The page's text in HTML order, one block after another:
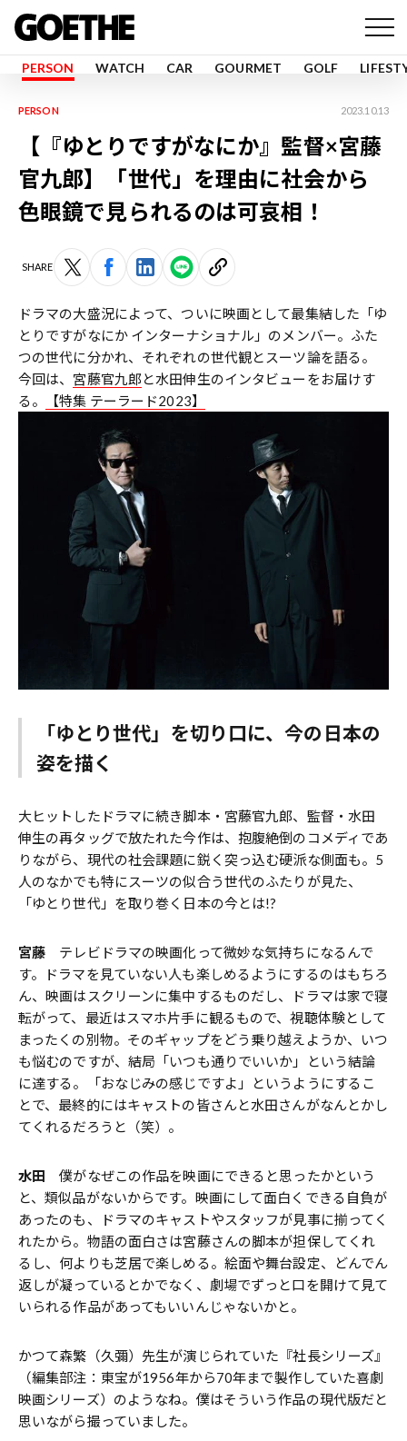
PERSON WATCH CAR GOURMET GOLF
PERSON 2023.10.13
【『ゆとりですがなにか』監督×宮藤
官九郎】「世代」を理由に社会から
色眼鏡で見られるのは可哀相！
SHARE
ドラマの大盛況によって、ついに映画として最集結した「ゆ
とりですがなにか インターナショナル」のメンバー。ふた
つの世代に分かれ、それぞれの世代観とスーツ論を語る。
今回は、 宮藤官九郎 と水田伸生のインタビューをお届けす
る。
【特集 テーラード2023】
「ゆとり世代」を切り口に、今の日本の
姿を描く
大ヒットしたドラマに続き脚本・宮藤官九郎、監督・水田
伸生の再タッグで放たれた今作は、抱腹絶倒のコメディであ
りながら、現代の社会課題に鋭く突っ込む硬派な側面も。5
人のなかでも特にスーツの似合う世代のふたりが見た、
「ゆとり世代」を取り巻く日本の今とは!?
宮藤 テレビドラマの映画化って微妙な気持ちになるんで
す。ドラマを見ていない人も楽しめるようにするのはもちろ
ん、映画はスクリーンに集中するものだし、ドラマは家で寝
転がって、最近はスマホ片手に観るもので、視聴体験として
まったくの別物。そのギャップをどう乗り越えようか、いつ
も悩むのですが、結局「いつも通りでいいか」という結論
に達する。「おなじみの感じですよ」というようにするこ
とで、最終的にはキャストの皆さんと水田さんがなんとかし
てくれるだろうと（笑）。
水田 僕がなぜこの作品を映画にできると思ったかという
と、類似品がないからです。映画にして面白くできる自負が
あったのも、ドラマのキャストやスタッフが見事に揃ってく
れたから。物語の面白さは宮藤さんの脚本が担保してくれ
るし、何よりも芝居で楽しめる。絵面や舞台設定、どんでん
返しが凝っているとかでなく、劇場でずっと口を開けて見て
いられる作品があってもいいんじゃないかと。
かつて森繁（久彌）先生が演じられていた『社長シリーズ』
（編集部注：東宝が1956年から70年まで製作していた喜劇
映画シリーズ）のようなね。僕はそういう作品の現代版だと
思いながら撮っていました。